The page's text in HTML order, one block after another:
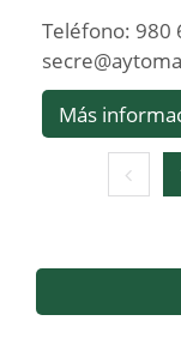
Teléfono: 980
Más